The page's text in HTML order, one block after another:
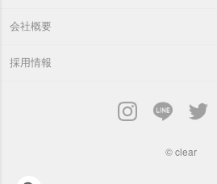
会社概要
採用情報
© clear